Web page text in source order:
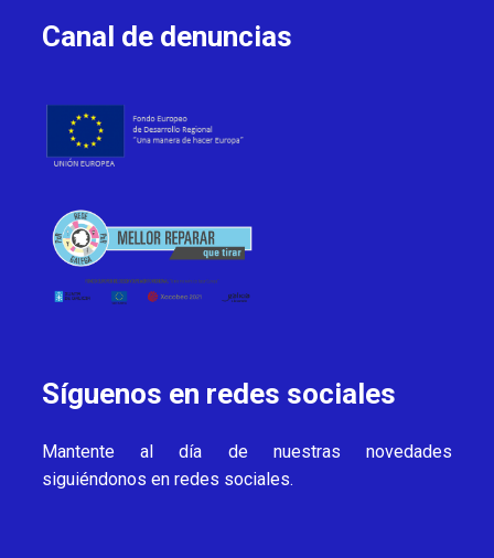
Canal de denuncias
Síguenos en redes sociales
Mantente al día de nuestras novedades
siguiéndonos en redes sociales.